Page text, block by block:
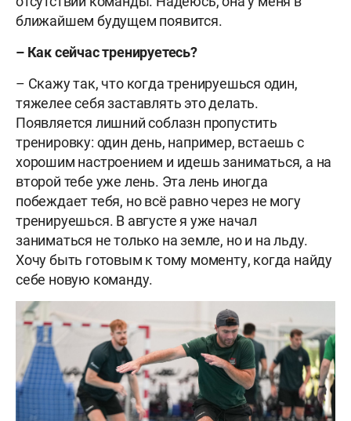
ближайшем будущем появится.
– Как сейчас тренируетесь?
– Скажу так, что когда тренируешься один,
тяжелее себя заставлять это делать.
Появляется лишний соблазн пропустить
тренировку: один день, например, встаешь с
хорошим настроением и идешь заниматься, а на
второй тебе уже лень. Эта лень иногда
побеждает тебя, но всё равно через не могу
тренируешься. В августе я уже начал
заниматься не только на земле, но и на льду.
Хочу быть готовым к тому моменту, когда найду
себе новую команду.